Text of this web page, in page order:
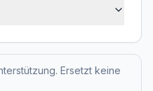
Ersetzt keine